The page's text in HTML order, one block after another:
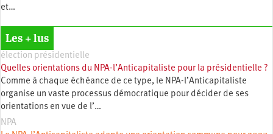
et…
Les + lus
élection présidentielle
Quelles orientations du NPA-l’Anticapitaliste pour la présidentielle ?
Comme à chaque échéance de ce type, le NPA-l’Anticapitaliste
organise un vaste processus démocratique pour décider de ses
orientations en vue de l’…
NPA